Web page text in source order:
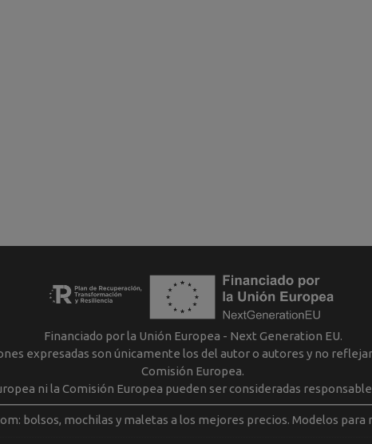
Financiado por la Unión Europea - Next Generation EU.
expresadas son únicamente los del autor o autores y no
Comisión Europea.
ni la Comisión Europea pueden ser consideradas
bolsos, mochilas y maletas a los mejores precios. Modelos para